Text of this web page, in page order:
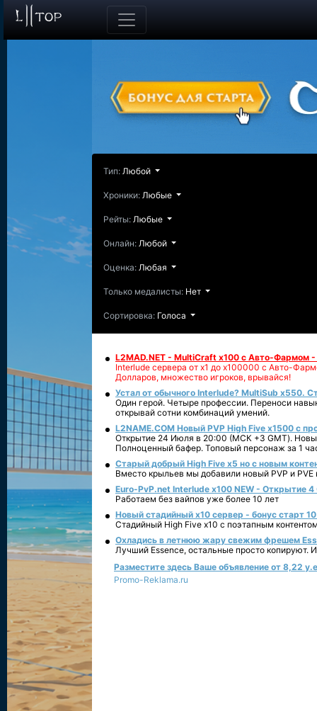
Тип: Любой
Хроники: Любые
Рейты: Любые
Онлайн: Любой
Оценка: Любая
Только медалисты: Нет
Сортировка: Голоса
L2MAD.NET - MultiCraft x100 с Авто-Фармом
Interlude сервера от х1 до х100000 с Авто-
Долларов, множество игроков, врывайся!
Устал от обычного Interlude? MultiSub x550.
Один герой. Четыре профессии. Переноси
открывай сотни комбинаций умений.
L2NAME.COM Новый PVP High Five x1500 с
Открытие 24 Июля в 20:00 (МСК +3 GMT).
Полноценный бафер. Топовый персонаж за 1
Старый добрый High Five x5 но с новым
Вместо крыльев мы добавили новый PVP и PVE
Euro-PvP.net Interlude х100 NEW - Открытие 4
Работаем без вайпов уже более 10 лет
Новый стадийный х10 сервер - бонус старт
Стадийный High Five x10 с поэтапным
Охладись в летнюю жару свежим фрешем
Лучший Essence, остальные просто копируют.
Разместите здесь Ваше объявление от 8,22
Promo-Reklama.ru